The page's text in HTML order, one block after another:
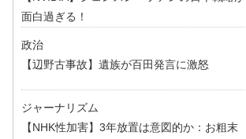
面白過ぎる！
政治
【辺野古事故】遺族が百田発言に激怒
ジャーナリズム
【NHK性加害】3年放置は意図的か：お粗末